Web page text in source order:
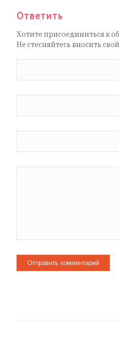
Ответить
Хотите присоединиться к
Не стесняйтесь вносить